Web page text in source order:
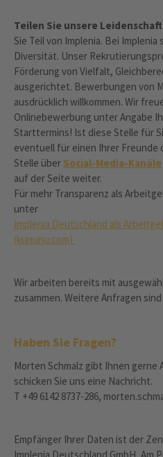
Teilen Sie unsere
Sie Teil von Implenia. Bei
Diversität. Unser
Förderung von Vielfalt,
ausgerichtet. Bewerbungen von
ausdrücklich willkommen. Wir
Onlinebewerbung unter Angabe
Starttermins! Ist diese Stelle für
eventuell für einen Ihrer Freunde
Stelle über Social-Media-Kanäle
auf der Seite weiter.
Für mehr Transparenz als
unter
Implenia Deutschland als
(kununu.com)
Wir arbeiten bereits mit
zusammen. Weitere Anfragen
Haben Sie Fragen?
Morten Schmalz gibt Ihnen gerne
schicken Sie uns eine Nachricht.
T +49 6142 8737-286,
Empfänger Ihrer Daten ist der